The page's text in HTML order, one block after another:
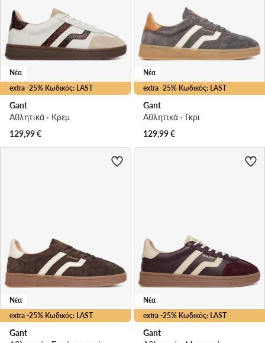
extra -25% Κωδικός: LAST
Νέα
Gant
Αθλητικά · Κρεμ
129,99€
extra -25% Κωδικός: LAST
Νέα
Gant
Αθλητικά · Γκρι
129,99€
extra -25% Κωδικός: LAST
Νέα
Gant
extra -25% Κωδικός: LAST
Νέα
Gant